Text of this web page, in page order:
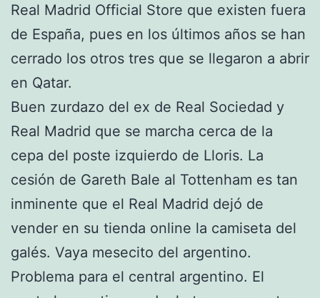
Real Madrid Official Store que existen fuera
de España, pues en los últimos años se han
cerrado los otros tres que se llegaron a abrir
en Qatar.
Buen zurdazo del ex de Real Sociedad y
Real Madrid que se marcha cerca de la
cepa del poste izquierdo de Lloris. La
cesión de Gareth Bale al Tottenham es tan
inminente que el Real Madrid dejó de
vender en su tienda online la camiseta del
galés. Vaya mesecito del argentino.
Problema para el central argentino. El